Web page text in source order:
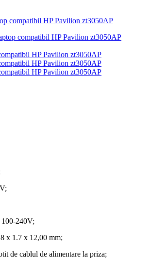
compatibil HP Pavilion zt3050AP
100-240V;
x 1.7 x 12,00 mm;
de cablul de alimentare la priza;